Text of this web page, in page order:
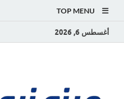
TOP MENU
أغسطس 6, 2026